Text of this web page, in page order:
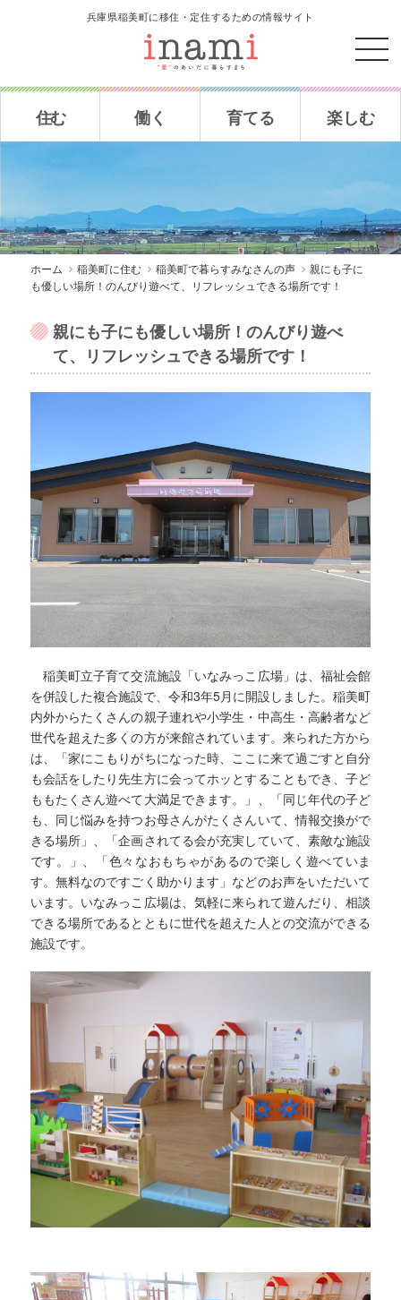
兵庫県稲美町に移住・定住するための情報サイト
住む 働く 育てる 楽しむ
ホーム 稲美町に住む 稲美町で暮らすみなさんの声
親にも子に
も優しい場所！のんびり遊べて、リフレッシュできる場所です！
親にも子にも優しい場所！のんびり遊べ
て、リフレッシュできる場所です！
稲美町立子育て交流施設「いなみっこ広場」は、福祉会館
を併設した複合施設で、令和3年5月に開設しました。稲美町
内外からたくさんの親子連れや小学生・中高生・高齢者など
世代を超えた多くの方が来館されています。来られた方から
は、「家にこもりがちになった時、ここに来て過ごすと自分
も会話をしたり先生方に会ってホッとすることもでき、子ど
ももたくさん遊べて大満足できます。」、「同じ年代の子ど
も、同じ悩みを持つお母さんがたくさんいて、情報交換がで
きる場所」、「企画されてる会が充実していて、素敵な施設
です。」、「色々なおもちゃがあるので楽しく遊べていま
す。無料なのですごく助かります」などのお声をいただいて
います。いなみっこ広場は、気軽に来られて遊んだり、相談
できる場所であるとともに世代を超えた人との交流ができる
施設です。